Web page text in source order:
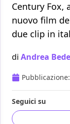
Century Fox,
nuovo film
due clip in
di Andrea
Pubblicazione:
Seguici su